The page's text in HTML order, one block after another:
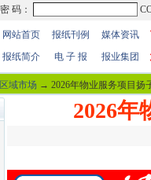
网站首页 报纸刊例 媒体资讯
报纸简介 电 子 报 报业集团
区域市场 → 2026年物业服务项目扬
2026年